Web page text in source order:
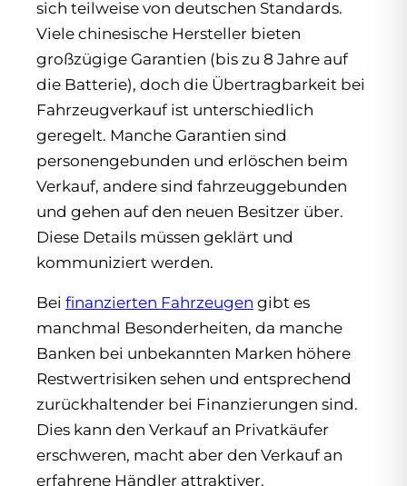
sich teilweise von deutschen Standards.
Viele chinesische Hersteller bieten
großzügige Garantien (bis zu 8 Jahre auf
die Batterie), doch die Übertragbarkeit bei
Fahrzeugverkauf ist unterschiedlich
geregelt. Manche Garantien sind
personengebunden und erlöschen beim
Verkauf, andere sind fahrzeuggebunden
und gehen auf den neuen Besitzer über.
Diese Details müssen geklärt und
kommuniziert werden.
Bei finanzierten Fahrzeugen gibt es
manchmal Besonderheiten, da manche
Banken bei unbekannten Marken höhere
Restwertrisiken sehen und entsprechend
zurückhaltender bei Finanzierungen sind.
Dies kann den Verkauf an Privatkäufer
erschweren, macht aber den Verkauf an
erfahrene Händler attraktiver.